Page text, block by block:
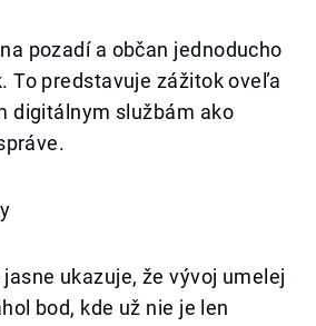
pozadí a občan jednoducho
To predstavuje zážitok oveľa
digitálnym službám ako
jasne ukazuje, že vývoj umelej
bod, kde už nie je len